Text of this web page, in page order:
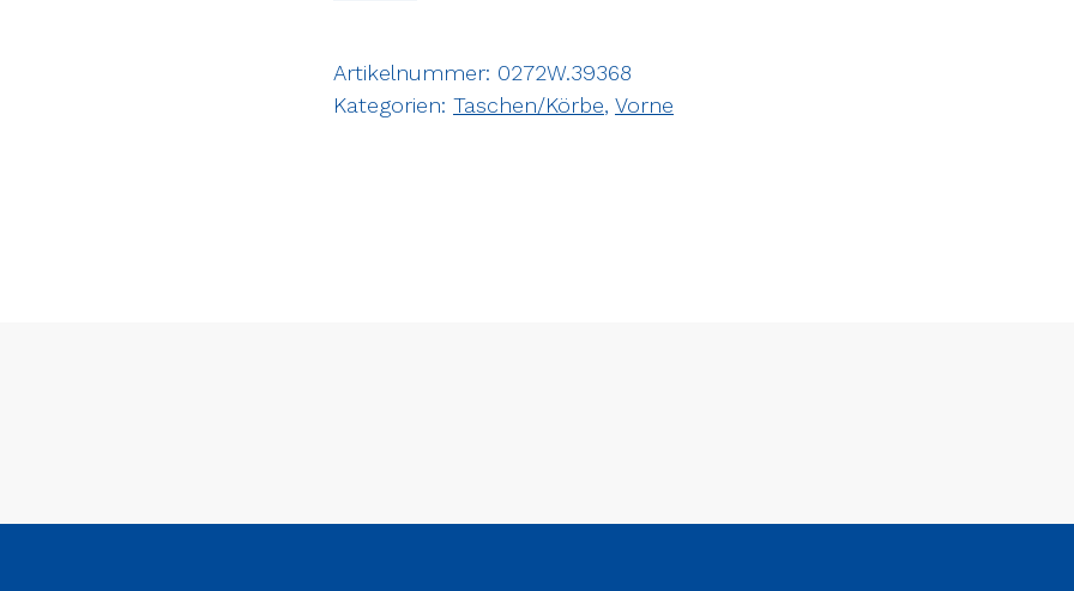
Artikelnummer: 0272W.39368
Kategorien: Taschen/Körbe, Vorne